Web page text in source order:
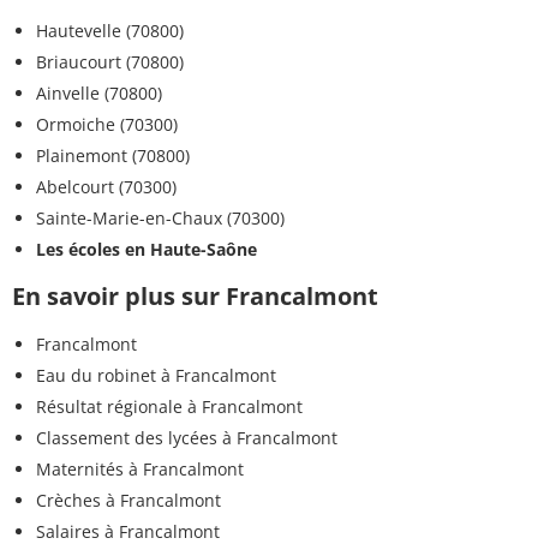
Hautevelle (70800)
Briaucourt (70800)
Ainvelle (70800)
Ormoiche (70300)
Plainemont (70800)
Abelcourt (70300)
Sainte-Marie-en-Chaux (70300)
Les écoles en Haute-Saône
En savoir plus sur Francalmont
Francalmont
Eau du robinet à Francalmont
Résultat régionale à Francalmont
Classement des lycées à Francalmont
Maternités à Francalmont
Crèches à Francalmont
Salaires à Francalmont